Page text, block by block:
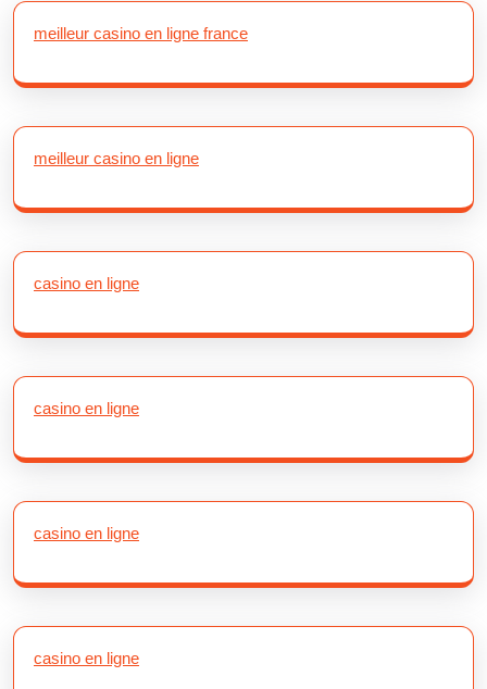
meilleur casino en ligne france
meilleur casino en ligne
casino en ligne
casino en ligne
casino en ligne
casino en ligne